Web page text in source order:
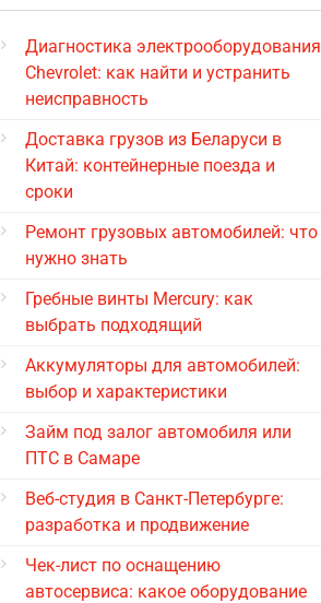
Диагностика электрооборудования
Chevrolet: как найти и устранить
неисправность
Доставка грузов из Беларуси в
Китай: контейнерные поезда и
сроки
Ремонт грузовых автомобилей: что
нужно знать
Гребные винты Mercury: как
выбрать подходящий
Аккумуляторы для автомобилей:
выбор и характеристики
Займ под залог автомобиля или
ПТС в Самаре
Веб-студия в Санкт-Петербурге:
разработка и продвижение
Чек-лист по оснащению
автосервиса: какое оборудование